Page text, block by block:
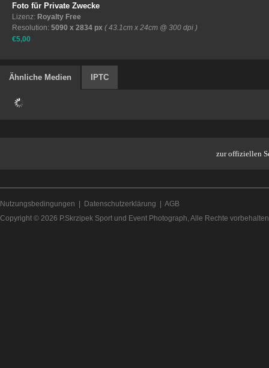
Foto für Private Zwecke
Lizenz: Royalty Free
Resolution: 5090 x 2834 px ( 43.1cm x 24cm @ 300 dpi )
€5,00
Ähnliche Medien IPTC
zur offiziellen
Nutzungsbedingungen Datenschutzerklärung
AGB
Copyright © 2026 P.Skrzipek Sport und Event Photograph, Alle Rechte